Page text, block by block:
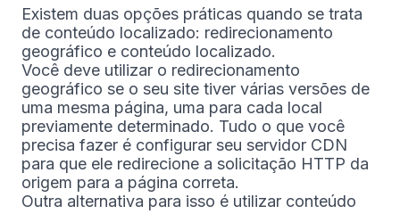
Existem duas opções práticas quando se trata
de conteúdo localizado: redirecionamento
geográfico e conteúdo localizado.
Você deve utilizar o redirecionamento
geográfico se o seu site tiver várias versões de
uma mesma página, uma para cada local
previamente determinado. Tudo o que você
precisa fazer é configurar seu servidor CDN
para que ele redirecione a solicitação HTTP da
origem para a página correta.
Outra alternativa para isso é utilizar conteúdo